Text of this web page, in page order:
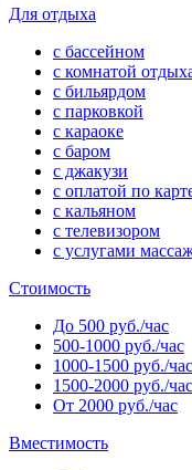
Для отдыха
с бассейном
с комнатой
с бильярдом
с парковкой
с караоке
с баром
с джакузи
с оплатой по
с кальяном
с телевизором
с услугами
Стоимость
До 500 руб./час
500-1000 руб./час
1000-1500 руб./час
1500-2000 руб./час
От 2000 руб./час
Вместимость